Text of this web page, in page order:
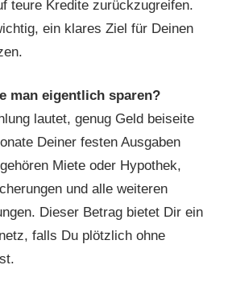
teure Kredite zurückzugreifen.
ein klares Ziel für Deinen
man eigentlich sparen?
lautet, genug Geld beiseite
Deiner festen Ausgaben
Miete oder Hypothek,
und alle weiteren
Dieser Betrag bietet Dir ein
falls Du plötzlich ohne